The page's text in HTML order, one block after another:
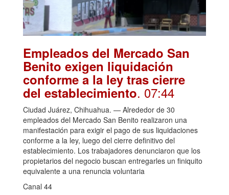
Empleados del Mercado San
Benito exigen liquidación
conforme a la ley tras cierre
del establecimiento. 07:44
Ciudad Juárez, Chihuahua. — Alrededor de 30
empleados del Mercado San Benito realizaron una
manifestación para exigir el pago de sus liquidaciones
conforme a la ley, luego del cierre definitivo del
establecimiento. Los trabajadores denunciaron que los
propietarios del negocio buscan entregarles un finiquito
equivalente a una renuncia voluntaria
Canal 44